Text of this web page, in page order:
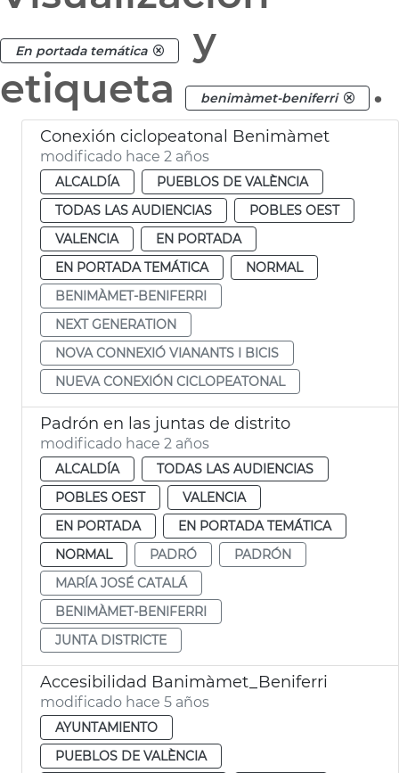
En portada temática
y
etiqueta
benimàmet-beniferri .
Conexión ciclopeatonal Benimàmet
modificado hace 2 años
ALCALDÍA
PUEBLOS DE VALÈNCIA
TODAS LAS AUDIENCIAS
POBLES OEST
VALENCIA
EN PORTADA
EN PORTADA TEMÁTICA
NORMAL
BENIMÀMET-BENIFERRI
NEXT GENERATION
NOVA CONNEXIÓ VIANANTS I BICIS
NUEVA CONEXIÓN CICLOPEATONAL
Padrón en las juntas de distrito
modificado hace 2 años
ALCALDÍA
TODAS LAS AUDIENCIAS
POBLES OEST
VALENCIA
EN PORTADA
EN PORTADA TEMÁTICA
NORMAL
PADRÓ
PADRÓN
MARÍA JOSÉ CATALÁ
BENIMÀMET-BENIFERRI
JUNTA DISTRICTE
Accesibilidad Banimàmet_Beniferri
modificado hace 5 años
AYUNTAMIENTO
PUEBLOS DE VALÈNCIA